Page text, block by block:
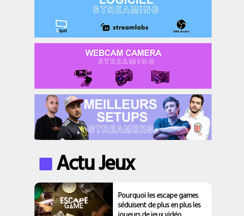
Actu Jeux
Pourquoi les escape games
séduisent de plus en plus les